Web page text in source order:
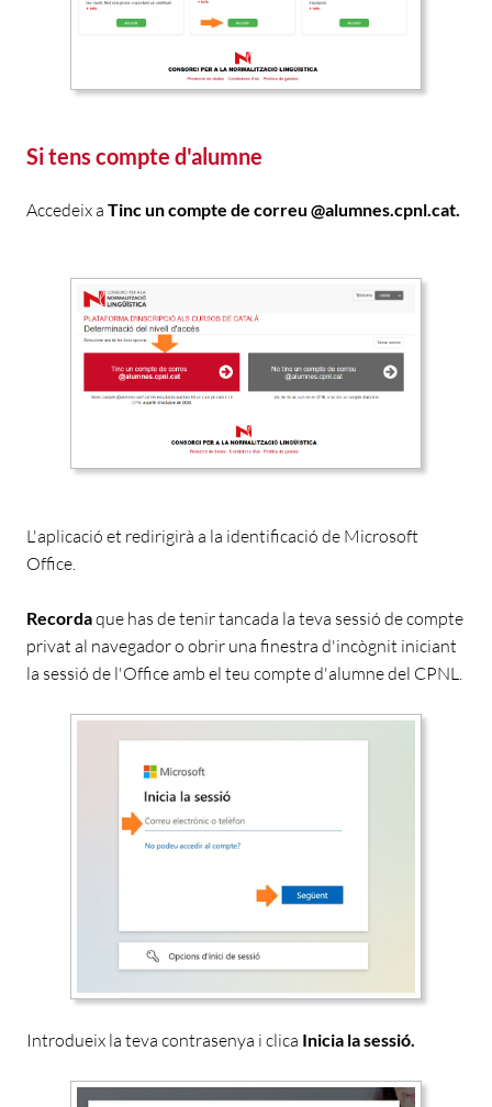
Si tens compte d'alumne
Accedeix a Tinc un compte de correu @alumnes.cpnl.cat.
L'aplicació et redirigirà a la identificació de Microsoft
Office.
Recordaque has de tenir tancada la teva sessió de compte
privat al navegador o obrir una finestra d'incògnit iniciant
la sessió de l'Office amb el teu compte d'alumne del CPNL.
Introdueix la teva contrasenya i clica Inicia la sessió.